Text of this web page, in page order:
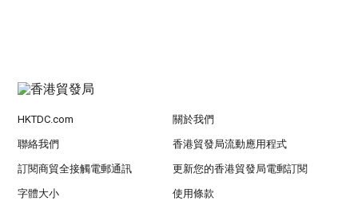
HKTDC.com 關於我們
聯絡我們 香港貿發局流動應用程式
訂閱商貿全接觸電郵通訊 更新您的香港貿發局電郵訂閱
字體大小 使用條款